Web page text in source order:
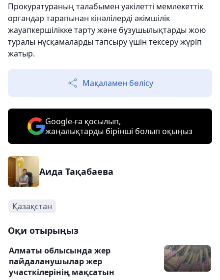
Прокуратураның талабымен уәкілетті мемлекеттік
органдар тарапынан кінәлілерді әкімшілік
жауапкершілікке тарту және бұзушылықтарды жою
туралы нұсқамаларды тапсыру үшін тексеру жүріп
жатыр.
Мақаламен бөлісу
Google-ға қосылып,
жаңалықтарды бірінші болып оқыңыз
Аида Тақабаева
Қазақстан
Оқи отырыңыз
Алматы облысында жер
пайдаланушылар жер
участкілерінің мақсатын